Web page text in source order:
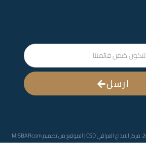
ارسل
MISBARcom